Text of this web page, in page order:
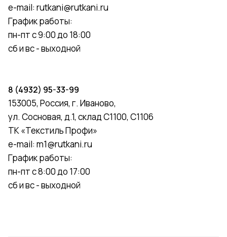
e-mail: rutkani@rutkani.ru
График работы:
пн-пт с 9:00 до 18:00
сб и вс - выходной
8 (4932) 95-33-99
153005, Россия, г. Иваново,
ул. Сосновая, д.1, склад С1100, С1106
ТК «Текстиль Профи»
e-mail: m1@rutkani.ru
График работы:
пн-пт с 8:00 до 17:00
сб и вс - выходной